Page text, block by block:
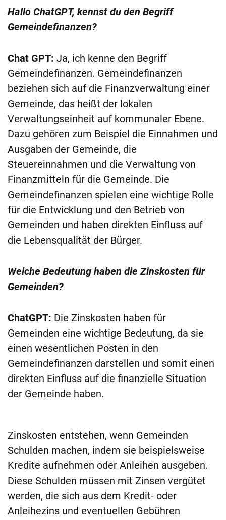
Hallo ChatGPT, kennst du den Begriff
Gemeindefinanzen?
Chat GPT: Ja, ich kenne den Begriff
Gemeindefinanzen. Gemeindefinanzen
beziehen sich auf die Finanzverwaltung einer
Gemeinde, das heißt der lokalen
Verwaltungseinheit auf kommunaler Ebene.
Dazu gehören zum Beispiel die Einnahmen und
Ausgaben der Gemeinde, die
Steuereinnahmen und die Verwaltung von
Finanzmitteln für die Gemeinde. Die
Gemeindefinanzen spielen eine wichtige Rolle
für die Entwicklung und den Betrieb von
Gemeinden und haben direkten Einfluss auf
die Lebensqualität der Bürger.
Welche Bedeutung haben die Zinskosten für
Gemeinden?
ChatGPT: Die Zinskosten haben für
Gemeinden eine wichtige Bedeutung, da sie
einen wesentlichen Posten in den
Gemeindefinanzen darstellen und somit einen
direkten Einfluss auf die finanzielle Situation
der Gemeinde haben.
Zinskosten entstehen, wenn Gemeinden
Schulden machen, indem sie beispielsweise
Kredite aufnehmen oder Anleihen ausgeben.
Diese Schulden müssen mit Zinsen vergütet
werden, die sich aus dem Kredit- oder
Anleihezins und eventuellen Gebühren